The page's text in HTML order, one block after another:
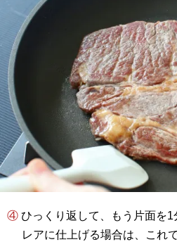
④ ひっくり返して、もう片面を1
レアに仕上げる場合は、これ